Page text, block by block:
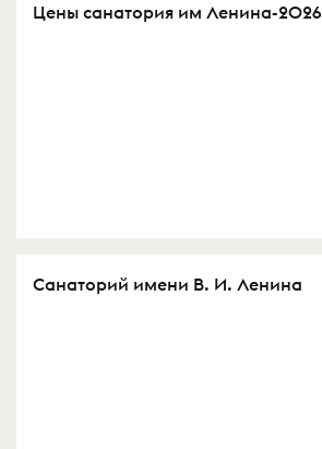
Цены санатория им Ленина-2026
Санаторий имени В. И. Ленина